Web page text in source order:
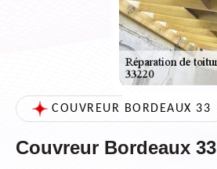
COUVREUR BORDEAUX 33
Couvreur Bordeaux 33